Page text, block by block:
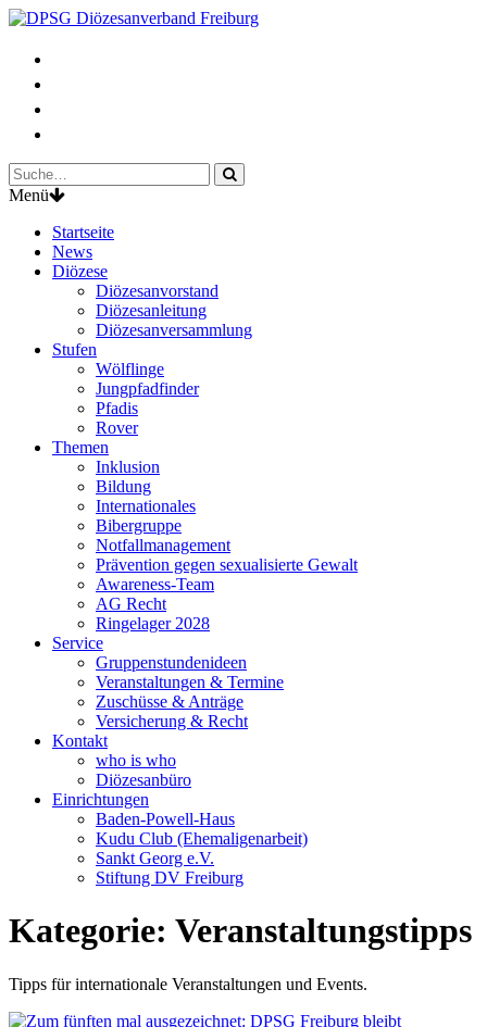
Menü
Startseite
News
Diözese
Diözesanvorstand
Diözesanleitung
Diözesanversammlung
Stufen
Wölflinge
Jungpfadfinder
Pfadis
Rover
Themen
Inklusion
Bildung
Internationales
Bibergruppe
Notfallmanagement
Prävention gegen sexualisierte Gewalt
Awareness-Team
AG Recht
Ringelager 2028
Service
Gruppenstundenideen
Veranstaltungen & Termine
Zuschüsse & Anträge
Versicherung & Recht
Kontakt
who is who
Diözesanbüro
Einrichtungen
Baden-Powell-Haus
Kudu Club (Ehemaligenarbeit)
Sankt Georg e.V.
Stiftung DV Freiburg
Kategorie: Veranstaltungstipps
Tipps für internationale Veranstaltungen und Events.